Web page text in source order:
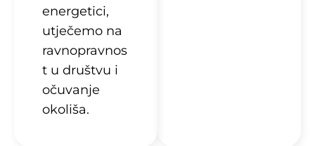
energetici,
utječemo na
ravnopravnos
t u društvu i
očuvanje
okoliša.